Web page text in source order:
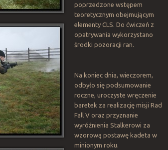
poprzedzone wstępem
teoretycznym obejmującym
elementy CLS. Do ćwiczeń z
opatrywania wykorzystano
środki pozoracji ran.
Na koniec dnia, wieczorem,
odbyło się podsumowanie
roczne, uroczyste wręczenie
baretek za realizację misji Rad
Fall V oraz przyznanie
wyróżnienia Stalkerowi za
wzorową postawę kadeta w
minionym roku.